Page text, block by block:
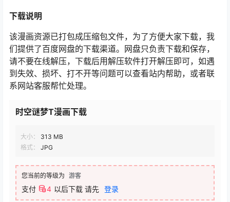
下载说明
该漫画资源已打包成压缩包文件，为了方便大家下载，我
们提供了百度网盘的下载渠道。网盘只负责下载和保存，
请不要在线解压，下载后用解压软件打开解压即可，如遇
到失效、损坏、打不开等问题可以查看站内帮助，或者联
系网站客服帮忙处理。
时空谜梦T漫画下载
大小：
313 MB
格式：
JPG
您当前的等级为 游客
支付 4 以后下载 请先 登录